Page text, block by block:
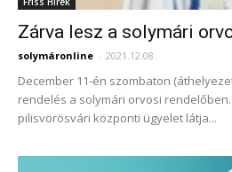
Zárva lesz a solymári
solymáronline - 2021.12.08.
December 11-én szombaton
rendelés a solymári orvosi
pilisvörösvári központi ügyelet látja...